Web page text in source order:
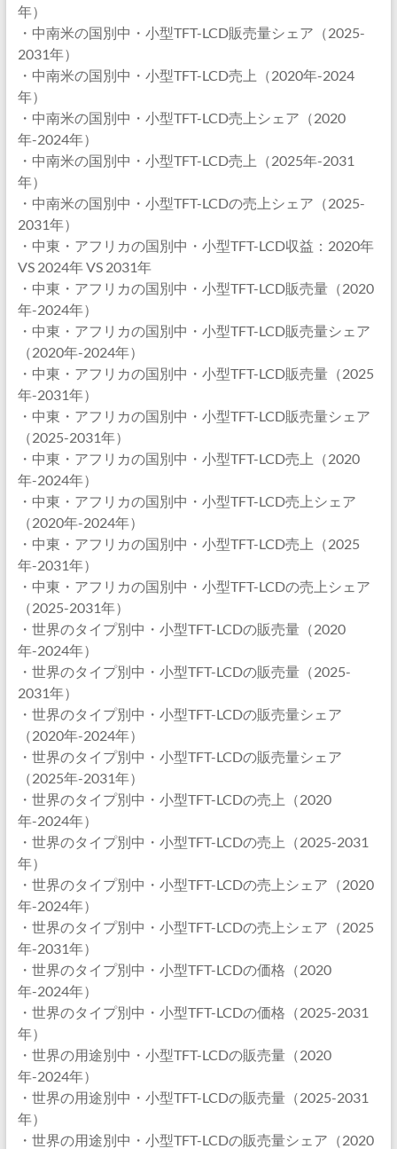
年）
・中南米の国別中・小型TFT-LCD販売量シェア（2025-
2031年）
・中南米の国別中・小型TFT-LCD売上（2020年-2024
年）
・中南米の国別中・小型TFT-LCD売上シェア（2020
年-2024年）
・中南米の国別中・小型TFT-LCD売上（2025年-2031
年）
・中南米の国別中・小型TFT-LCDの売上シェア（2025-
2031年）
・中東・アフリカの国別中・小型TFT-LCD収益：2020年
VS 2024年 VS 2031年
・中東・アフリカの国別中・小型TFT-LCD販売量（2020
年-2024年）
・中東・アフリカの国別中・小型TFT-LCD販売量シェア
（2020年-2024年）
・中東・アフリカの国別中・小型TFT-LCD販売量（2025
年-2031年）
・中東・アフリカの国別中・小型TFT-LCD販売量シェア
（2025-2031年）
・中東・アフリカの国別中・小型TFT-LCD売上（2020
年-2024年）
・中東・アフリカの国別中・小型TFT-LCD売上シェア
（2020年-2024年）
・中東・アフリカの国別中・小型TFT-LCD売上（2025
年-2031年）
・中東・アフリカの国別中・小型TFT-LCDの売上シェア
（2025-2031年）
・世界のタイプ別中・小型TFT-LCDの販売量（2020
年-2024年）
・世界のタイプ別中・小型TFT-LCDの販売量（2025-
2031年）
・世界のタイプ別中・小型TFT-LCDの販売量シェア
（2020年-2024年）
・世界のタイプ別中・小型TFT-LCDの販売量シェア
（2025年-2031年）
・世界のタイプ別中・小型TFT-LCDの売上（2020
年-2024年）
・世界のタイプ別中・小型TFT-LCDの売上（2025-2031
年）
・世界のタイプ別中・小型TFT-LCDの売上シェア（2020
年-2024年）
・世界のタイプ別中・小型TFT-LCDの売上シェア（2025
年-2031年）
・世界のタイプ別中・小型TFT-LCDの価格（2020
年-2024年）
・世界のタイプ別中・小型TFT-LCDの価格（2025-2031
年）
・世界の用途別中・小型TFT-LCDの販売量（2020
年-2024年）
・世界の用途別中・小型TFT-LCDの販売量（2025-2031
年）
・世界の用途別中・小型TFT-LCDの販売量シェア（2020